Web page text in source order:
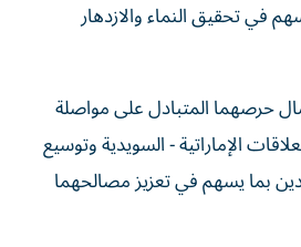
في تحقيق النماء والازدهار
حرصهما المتبادل على مواصلة
الإماراتية - السويدية وتوسيع
بما يسهم في تعزيز مصالحهما